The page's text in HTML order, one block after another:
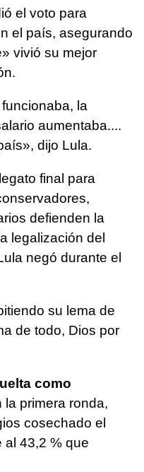
el voto para
el país, asegurando
vivió su mejor
la
aumentaba....
dijo Lula.
final para
defienden la
legalización del
negó durante el
su lema de
de todo, Dios por
como
la primera ronda,
cosechado el
al 43,2 % que